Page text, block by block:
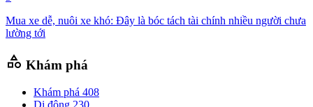
Mua xe dễ, nuôi xe khó: Đây là bóc tách tài chính nhiều người chưa
lường tới
category Khám phá
Khám phá 408
Di động 230